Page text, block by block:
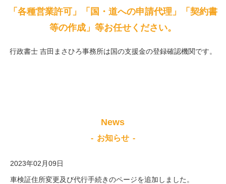
「各種営業許可」「国・道への申請代理」「契約書
等の作成」等お任せください。
行政書士 吉田まさひろ事務所は国の支援金の登録確認機関です。
News
お知らせ
2023年02月09日
車検証住所変更及び代行手続きのページを追加しました。